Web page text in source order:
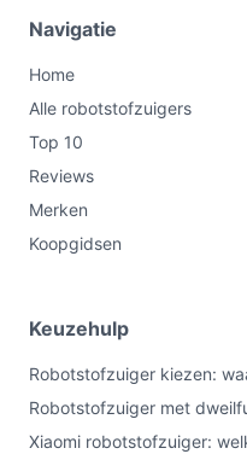
Navigatie
Home
Alle robotstofzuigers
Top 10
Reviews
Merken
Koopgidsen
Keuzehulp
Robotstofzuiger kiezen:
Robotstofzuiger met
Xiaomi robotstofzuiger: